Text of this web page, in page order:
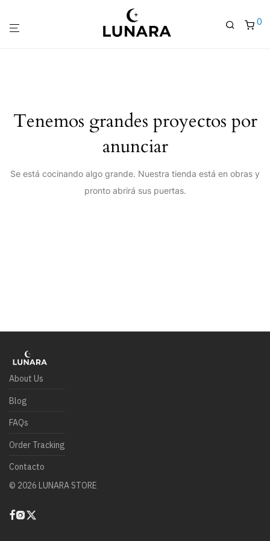
0
Tenemos grandes proyectos por
anunciar
Se está cocinando algo grande. Nuestra tienda está en obras y
pronto abrirá sus puertas.
About Us
Blog
FAQs
Order Tracking
Contacto
© 2026 LUNARA STORE